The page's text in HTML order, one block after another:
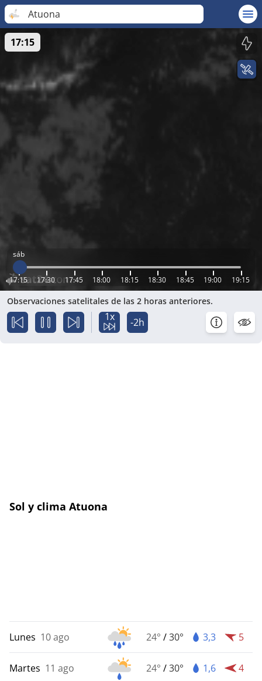
Atuona
sáb
17:15 17:30 17:45 18:00 18:15 18:30 18:45 19:00 19:15
17:15
Observaciones satelitales de las 2 horas anteriores.
1x -2h
Sol y clima Atuona
Lunes 10 ago 24° /30° 3,3 5
Martes 11 ago 24° /30° 1,6 4